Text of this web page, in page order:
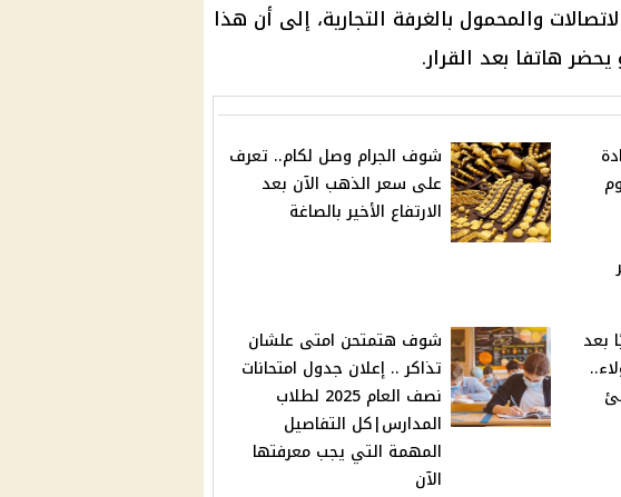
والمحمول بالغرفة التجارية، إلى أن هذا
هاتفا بعد القرار.
شوف الجرام وصل لكام.. تعرف
على سعر الذهب الآن بعد
الارتفاع الأخير بالصاغة
بعد
شوف هتمتحن امتى علشان
تذاكر .. إعلان جدول امتحانات
نصف العام 2025 لطلاب
المدارس|كل التفاصيل
المهمة التي يجب معرفتها
الآن